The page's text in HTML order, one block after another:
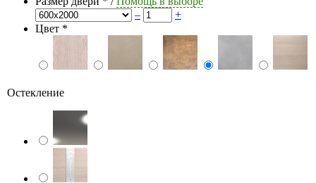
–
+
Цвет *
Остекление